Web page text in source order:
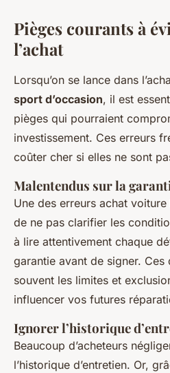
Pièges courants à
l’achat
Lorsqu’on se lance dans
sport d’occasion, il est
pièges qui pourraient
investissement. Ces erreurs
coûter cher si elles ne sont
Malentendus sur la
Une des erreurs achat
de ne pas clarifier les
à lire attentivement chaque
garantie avant de signer.
souvent les limites et
influencer vos futures
Ignorer l’historique
Beaucoup d’acheteurs
l’historique d’entretien. Or,